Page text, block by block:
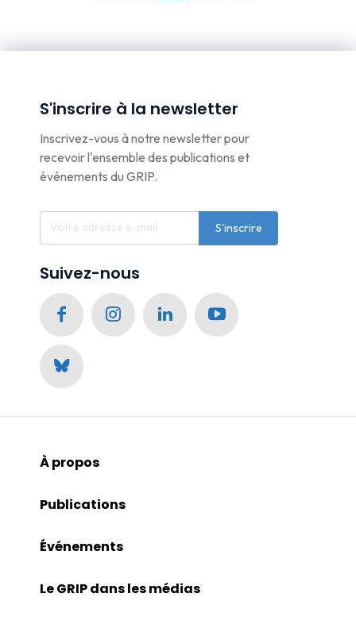
S'inscrire à la newsletter
Inscrivez-vous à notre newsletter pour
recevoir l'ensemble des publications et
événements du GRIP.
S'inscrire
Suivez-nous
À propos
Publications
Événements
Le GRIP dans les médias